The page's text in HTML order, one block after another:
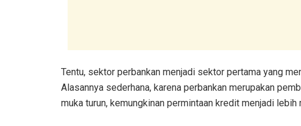
Tentu, sektor perbankan menjadi sektor pertama yang
Alasannya sederhana, karena perbankan merupakan
muka turun, kemungkinan permintaan kredit menjadi lebih